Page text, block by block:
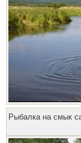
Рыбалка на смык